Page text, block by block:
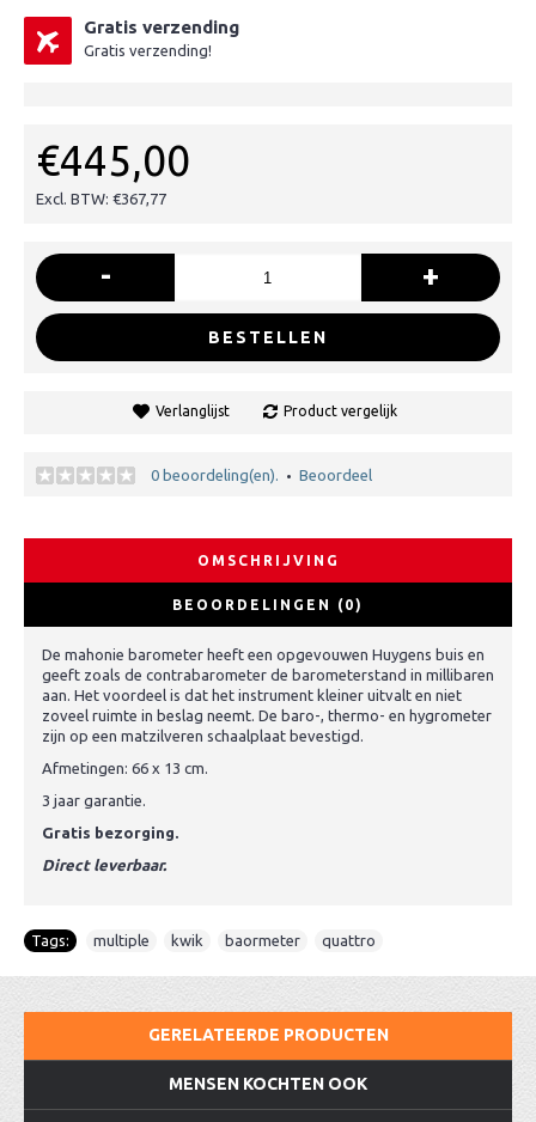
Gratis verzending
Gratis verzending!
€445,00
Excl. BTW: €367,77
- +
BESTELLEN
Verlanglijst Product vergelijk
0 beoordeling(en). • Beoordeel
OMSCHRIJVING
BEOORDELINGEN (0)
De mahonie barometer heeft een opgevouwen Huygens buis en
geeft zoals de contrabarometer de barometerstand in millibaren
aan. Het voordeel is dat het instrument kleiner uitvalt en niet
zoveel ruimte in beslag neemt. De baro-, thermo- en hygrometer
zijn op een matzilveren schaalplaat bevestigd.
Afmetingen: 66 x 13 cm.
3 jaar garantie.
Gratis bezorging.
Direct leverbaar.
Tags: multiple kwik baormeter quattro
GERELATEERDE PRODUCTEN
MENSEN KOCHTEN OOK